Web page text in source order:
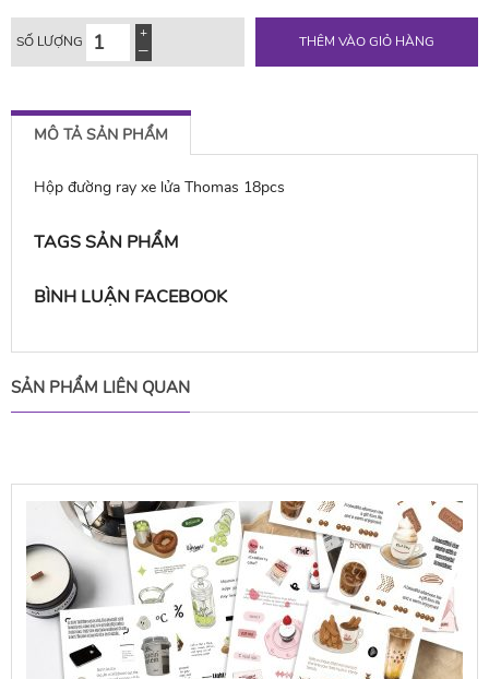
SỐ LƯỢNG THÊM VÀO GIỎ HÀNG
MÔ TẢ SẢN PHẨM
Hộp đường ray xe lửa Thomas 18pcs
TAGS SẢN PHẨM
BÌNH LUẬN FACEBOOK
SẢN PHẨM LIÊN QUAN